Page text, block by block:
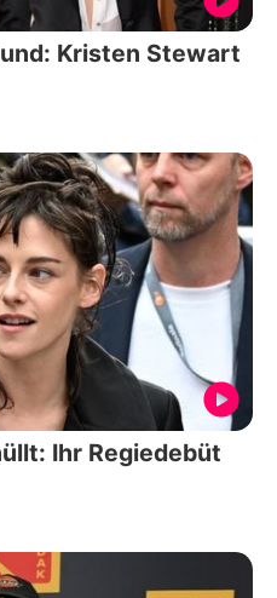
Kristen Stewart
Ihr Regiedebüt